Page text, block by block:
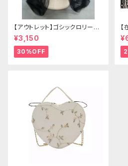
【アウトレット】ゴシックロリータ
ゴールドクラウン＆ホーン(ヴェ
ール付き)
¥3,150
30%OFF
ー